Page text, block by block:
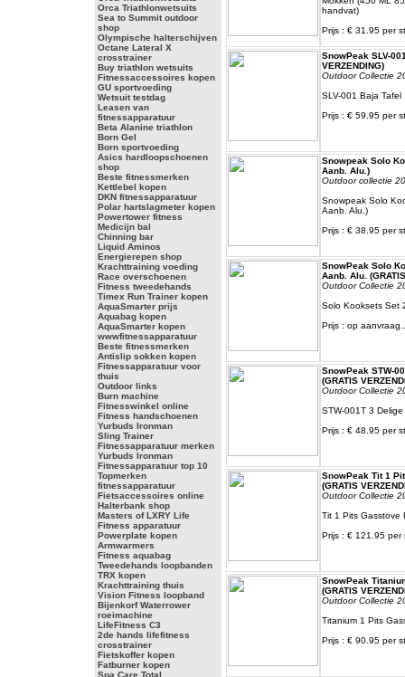
Orca Triathlonwetsuits
Sea to Summit outdoor
shop
Olympische halterschijven
Octane Lateral X
crosstrainer
Buy triathlon wetsuits
Fitnessaccessoires kopen
GU sportvoeding
Wetsuit testdag
Leasen van
fitnessapparatuur
Beta Alanine triathlon
Born Gel
Born sportvoeding
Asics hardloopschoenen
shop
Beste fitnessmerken
Kettlebel kopen
DKN fitnessapparatuur
Polar hartslagmeter kopen
Powertower fitness
Medicijn bal
Chinning bar
Liquid Aminos
Energierepen shop
Krachttraining voeding
Race overschoenen
Fitness tweedehands
Timex Run Trainer kopen
AquaSmarter prijs
Aquabag kopen
AquaSmarter kopen
wwwfitnessapparatuur
Beste fitnessmerken
Antislip sokken kopen
Fitnessapparatuur voor
thuis
Outdoor links
Burn machine
Fitnesswinkel online
Fitness handschoenen
Yurbuds Ironman
Sling Trainer
Fitnessapparatuur merken
Yurbuds Ironman
Fitnessapparatuur top 10
Topmerken
fitnessapparatuur
Fietsaccessoires online
Halterbank shop
Masters of LXRY Life
Fitness apparatuur
Powerplate kopen
Armwarmers
Fitness aquabag
Tweedehands loopbanden
TRX kopen
Krachttraining thuis
Vision Fitness loopband
Bijenkorf Waterrower
roeimachine
LifeFitness C3
2de hands lifefitness
crosstrainer
Fietskoffer kopen
Fatburner kopen
Spa Care Total
handvat)
Prijs : € 31.95 per
SnowPeak SLV-
VERZENDING)
Outdoor Collectie
SLV-001 Baja Tafel
Prijs : € 59.95 per
Snowpeak Solo
Aanb. Alu.)
Outdoor collectie
Snowpeak Solo
Aanb. Alu.)
Prijs : € 38.95 per
SnowPeak Solo
Aanb. Alu.
Outdoor Collectie
Solo Kooksets Set
Prijs : op
SnowPeak STW-
(GRATIS
Outdoor Collectie
STW-001T 3
Prijs : € 48.95 per
SnowPeak Tit 1
(GRATIS
Outdoor Collectie
Tit 1 Pits Gasstove
Prijs : € 121.95 per
SnowPeak
(GRATIS
Outdoor Collectie
Titanium 1 Pits
Prijs : € 90.95 per